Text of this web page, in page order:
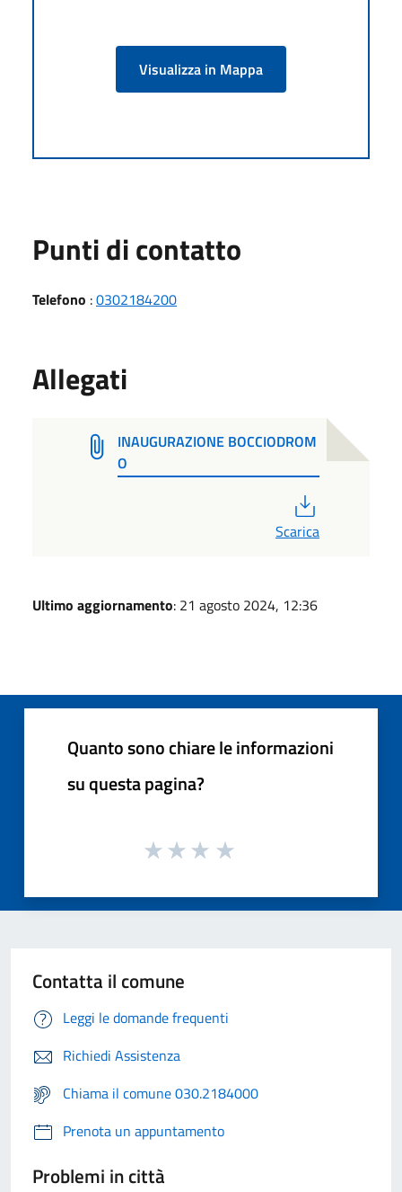
Visualizza in Mappa
Punti di contatto
Telefono :0302184200
Allegati
INAUGURAZIONE BOCCIODROM
O
Scarica
Ultimo aggiornamento: 21 agosto 2024, 12:36
Quanto sono chiare le informazioni
su questa pagina?
Contatta il comune
Leggi le domande frequenti
Richiedi Assistenza
Chiama il comune 030.2184000
Prenota un appuntamento
Problemi in città